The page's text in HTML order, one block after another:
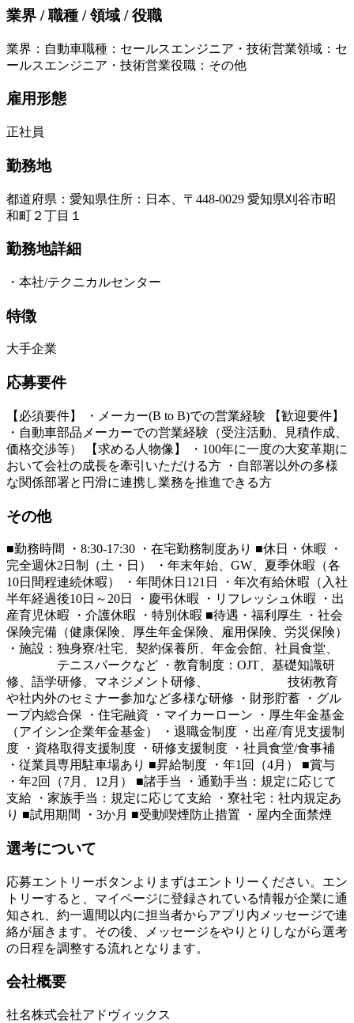
業界 / 職種 / 領域 / 役職
業界 ： 自動車職種 ： セールスエンジニア・技術営業領域 ： セ
ールスエンジニア・技術営業役職 ： その他
雇用形態
正社員
勤務地
都道府県 ： 愛知県住所 ： 日本、〒448-0029 愛知県刈谷市昭
和町２丁目１
勤務地詳細
・本社/テクニカルセンター
特徴
大手企業
応募要件
【必須要件】 ・メーカー(B to B)での営業経験 【歓迎要件】
・自動車部品メーカーでの営業経験（受注活動、見積作成、
価格交渉等） 【求める人物像】 ・100年に一度の大変革期に
おいて会社の成長を牽引いただける方 ・自部署以外の多様
な関係部署と円滑に連携し業務を推進できる方
その他
■勤務時間 ・8:30-17:30 ・在宅勤務制度あり ■休日・休暇 ・
完全週休2日制（土・日） ・年末年始、GW、夏季休暇（各
10日間程連続休暇） ・年間休日121日 ・年次有給休暇（入社
半年経過後10日～20日 ・慶弔休暇 ・リフレッシュ休暇 ・出
産育児休暇 ・介護休暇 ・特別休暇 ■待遇・福利厚生 ・社会
保険完備（健康保険、厚生年金保険、雇用保険、労災保険）
・施設：独身寮/社宅、契約保養所、年金会館、社員食堂、
テニスパークなど ・教育制度：OJT、基礎知識研
修、語学研修、マネジメント研修、 技術教育
や社内外のセミナー参加など多様な研修 ・財形貯蓄 ・グル
ープ内総合保 ・住宅融資 ・マイカーローン ・厚生年金基金
（アイシン企業年金基金） ・退職金制度 ・出産/育児支援制
度 ・資格取得支援制度 ・研修支援制度 ・社員食堂/食事補
・従業員専用駐車場あり ■昇給制度 ・年1回（4月） ■賞与
・年2回（7月、12月） ■諸手当 ・通勤手当：規定に応じて
支給 ・家族手当：規定に応じて支給 ・寮社宅：社内規定あ
り ■試用期間 ・3か月 ■受動喫煙防止措置 ・屋内全面禁煙
選考について
応募エントリーボタンよりまずはエントリーください。エン
トリーすると、マイページに登録されている情報が企業に通
知され、約一週間以内に担当者からアプリ内メッセージで連
絡が届きます。その後、メッセージをやりとりしながら選考
の日程を調整する流れとなります。
会社概要
社名株式会社アドヴィックス